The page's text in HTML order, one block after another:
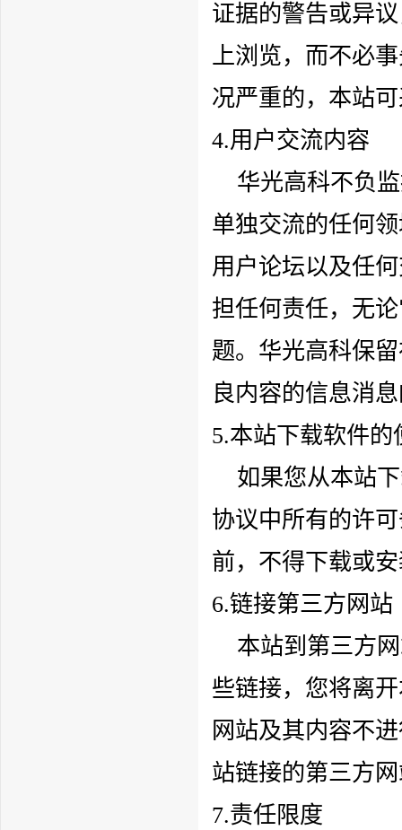
证据的警告或异
上浏览，而不必
况严重的，本站
4.用户交流内容
华光高科不负
单独交流的任何
用户论坛以及任
担任何责任，无
题。 华光高科保
良内容的信息消
5.本站下载软件的
如果您从本站下
协议中所有的许
前，不得下载或
6.链接第三方网站
本站到第三方网
些链接，您将离
网站及其内容不
站链接的第三方
7.责任限度